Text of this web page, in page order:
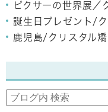
ピクサーの世界展／
誕生日プレゼント/
鹿児島/クリスタル